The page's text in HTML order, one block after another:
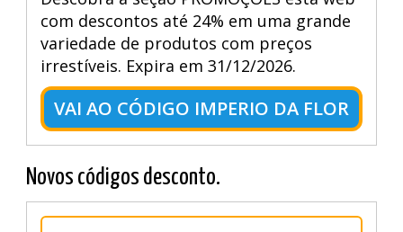
com descontos até 24% em uma grande
variedade de produtos com preços
irrestíveis. Expira em 31/12/2026.
VAI AO CÓDIGO IMPERIO DA FLOR
Novos códigos desconto.